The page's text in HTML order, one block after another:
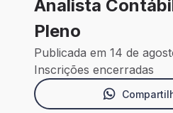
Analista
Pleno
Publicada em 14 de
Inscrições encerradas